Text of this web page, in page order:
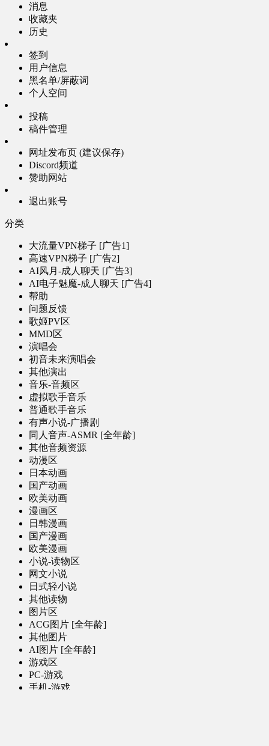
消息
收藏夹
历史
签到
用户信息
黑名单/屏蔽词
个人空间
投稿
稿件管理
网址发布页 (建议保存)
Discord频道
赞助网站
退出账号
分类
大流量VPN梯子 [广告1]
高速VPN梯子 [广告2]
AI风月-成人聊天 [广告3]
AI电子魅魔-成人聊天 [广告4]
帮助
问题反馈
歌姬PV区
MMD区
演唱会
初音未来演唱会
其他演出
音乐-音频区
虚拟歌手音乐
普通歌手音乐
有声小说-广播剧
同人音声-ASMR [全年龄]
其他音频资源
动漫区
日本动画
国产动画
欧美动画
漫画区
日韩漫画
国产漫画
欧美漫画
小说-读物区
网文小说
日式轻小说
其他读物
图片区
ACG图片 [全年龄]
其他图片
AI图片 [全年龄]
游戏区
PC-游戏
手机-游戏